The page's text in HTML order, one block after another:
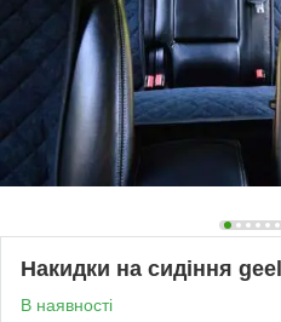
Накидки на сидіння
В наявності